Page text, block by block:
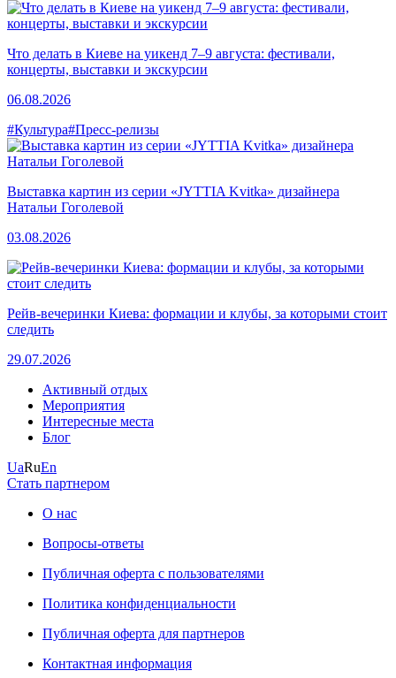
Что делать в Киеве на уикенд 7–9 августа: фестивали,
концерты, выставки и экскурсии
06.08.2026
#Культура#Пресс-релизы
Выставка картин из серии «JYTTIA Kvitka» дизайнера
Натальи Гоголевой
03.08.2026
Рейв-вечеринки Киева: формации и клубы, за которыми стоит
следить
29.07.2026
Активный отдых
Мероприятия
Интересные места
Блог
UaRuEn
Стать партнером
О нас
Вопросы-ответы
Публичная оферта с пользователями
Политика конфиденциальности
Публичная оферта для партнеров
Контактная информация